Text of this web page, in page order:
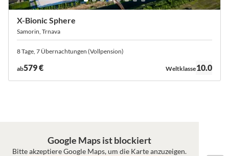
X-Bionic Sphere
Samorin, Trnava
8 Tage, 7 Übernachtungen (Vollpension)
ab579 € Bewertung:
Weltklasse10.0
Google Maps ist blockiert
Bitte akzeptiere Google Maps, um die Karte anzuzeigen.